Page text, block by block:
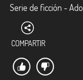
Serie de ficción -
COMPARTIR